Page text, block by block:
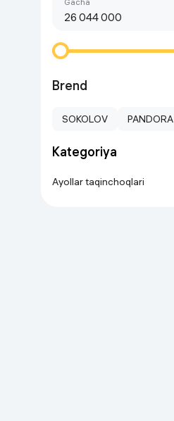
Go‘zallik va parvarish
O'yin uchun texnika
Sport tovarlari
Avtotovarlar
Bolalar buyumlari
Brend
SOKOLOV PANDORA
Kategoriya
Ayollar taqinchoqlari